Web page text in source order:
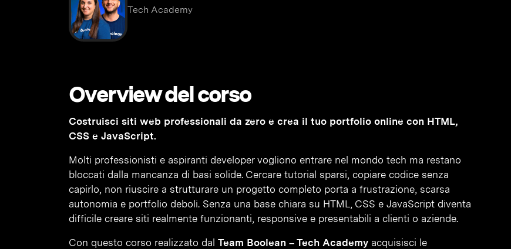
Tech Academy
Overview del corso
Costruisci siti web professionali da zero e crea il tuo portfolio online con HTML,
CSS e JavaScript.
Molti professionisti e aspiranti developer vogliono entrare nel mondo tech ma restano
bloccati dalla mancanza di basi solide. Cercare tutorial sparsi, copiare codice senza
capirlo, non riuscire a strutturare un progetto completo porta a frustrazione, scarsa
autonomia e portfolio deboli. Senza una base chiara su HTML, CSS e JavaScript diventa
difficile creare siti realmente funzionanti, responsive e presentabili a clienti o aziende.
Con questo corso realizzato dal Team Boolean – Tech Academy acquisisci le